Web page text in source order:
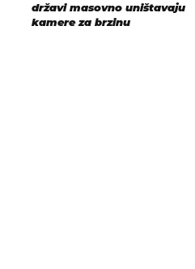
državi masovno uništavaju
kamere za brzinu